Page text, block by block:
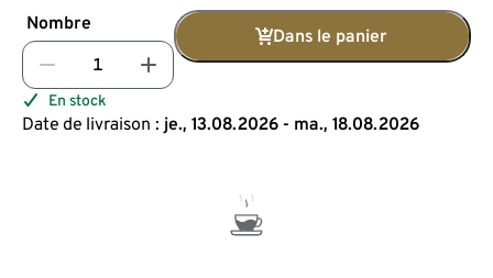
Nombre
Dans le panier
En stock
Date de livraison : je., 13.08.2026 - ma., 18.08.2026